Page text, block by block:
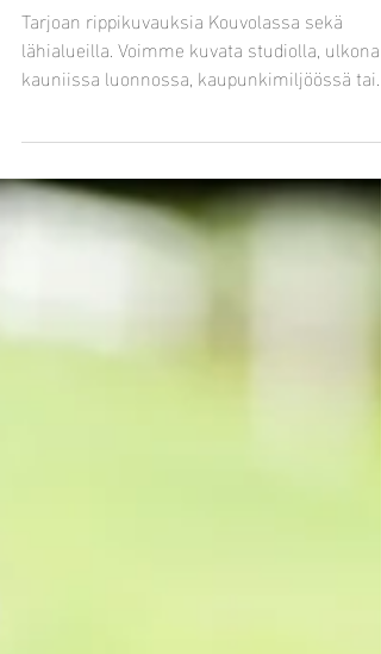
ammattivalokuvaajan
kanssa!
lähialueilla. Voimme kuvata studiolla, ulkona
jossain erityisessä paikassa, joka on nuorelle
tärkeä. Esimerkiksi kesäiset niityt, metsät,
veden äärellä olevat maisemat tai urbaanit
tyyliisi